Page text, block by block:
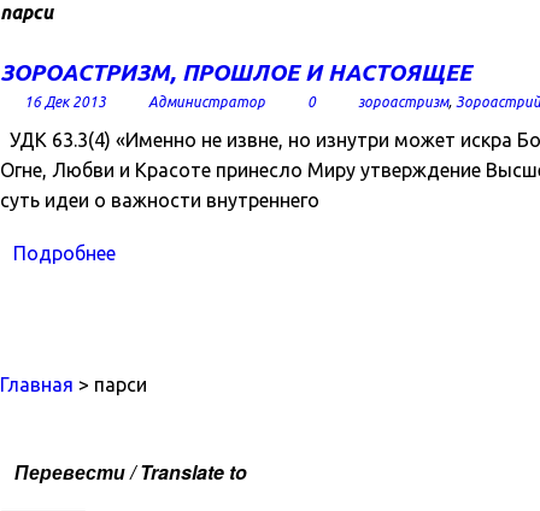
парси
ЗОРОАСТРИЗМ, ПРОШЛОЕ И НАСТОЯЩЕЕ
16 Дек 2013 Администратор 0 зороастризм,
УДК 63.3(4) «Именно не извне, но изнутри может искра
Огне, Любви и Красоте принесло Миру утверждение
суть идеи о важности внутреннего
Подробнее
Главная > парси
Перевести / Translate to